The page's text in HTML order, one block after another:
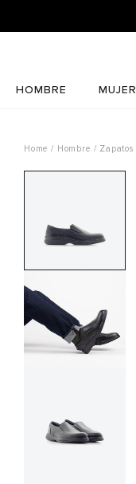
HOMBRE MUJER
Hombre Zapatos